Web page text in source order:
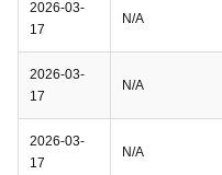
2026-03-
17
N/A
2026-03-
17
N/A
2026-03-
17
N/A